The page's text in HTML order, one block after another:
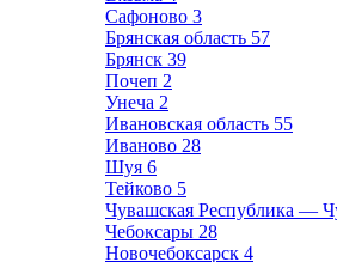
Сафоново 3
Брянская область 57
Брянск 39
Почеп 2
Унеча 2
Ивановская область 55
Иваново 28
Шуя 6
Тейково 5
Чувашская Республика —
Чебоксары 28
Новочебоксарск 4